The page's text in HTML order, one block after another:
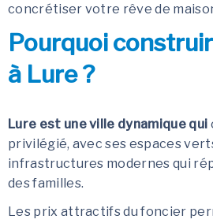
concrétiser votre rêve de
Pourquoi
à Lure ?
Lure est une ville dynamique qui
privilégié, avec ses espaces
infrastructures modernes qui
des familles.
Les prix attractifs du foncier